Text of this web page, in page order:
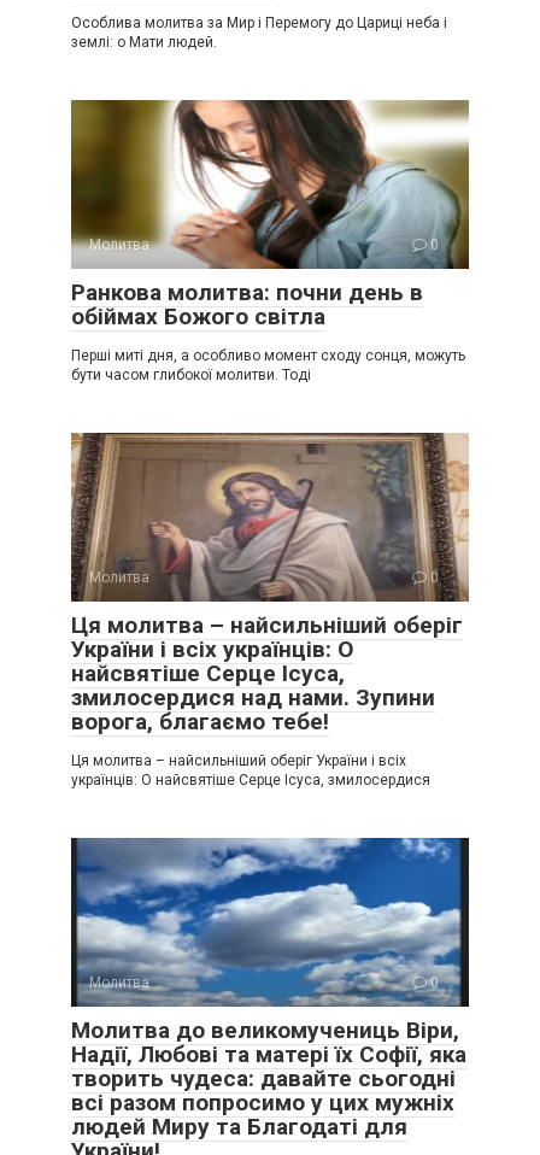
Особлива молитва за Мир і Перемогу до Цариці неба і
землі: о Мати людей.
Молитва 0
Ранкова молитва: почни день в
обіймах Божого світла
Перші миті дня, а особливо момент сходу сонця, можуть
бути часом глибокої молитви. Тоді
Молитва 0
Ця молитва – найсильніший оберіг
України і всіх українців: О
найсвятіше Серце Ісуса,
змилосердися над нами. Зупини
ворога, благаємо тебе!
Ця молитва – найсильніший оберіг України і всіх
українців: О найсвятіше Серце Ісуса, змилосердися
Молитва 0
Молитва до великомучениць Віри,
Надії, Любові та матері їх Софії, яка
творить чудеса: давайте сьогодні
всі разом попросимо у цих мужніх
людей Миру та Благодаті для